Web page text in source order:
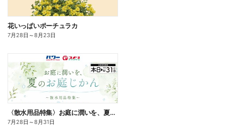
花いっぱいポーチュラカ
7月28日 ～8月23日
〈散水用品特集〉お庭に潤いを、夏のお庭じかん
7月28日 ～8月31日